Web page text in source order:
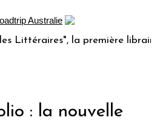
la première librairie du
: la nouvelle